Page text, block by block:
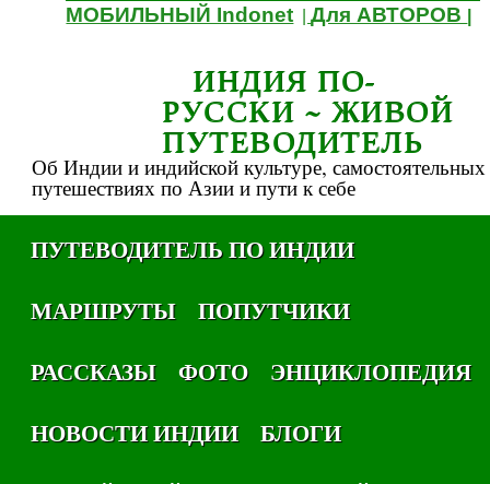
МОБИЛЬНЫЙ Indonet |Для АВТОРОВ
ИНДИЯ ПО-
РУССКИ ~ ЖИВОЙ
ПУТЕВОДИТЕЛЬ
Об Индии и индийской культуре, самостоятельных
путешествиях по Азии и пути к себе
ПУТЕВОДИТЕЛЬ ПО ИНДИИ
МАРШРУТЫ
ПОПУТЧИКИ
РАССКАЗЫ
ФОТО
ЭНЦИКЛОПЕДИЯ
НОВОСТИ ИНДИИ
БЛОГИ